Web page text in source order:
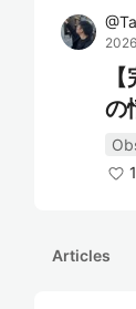
@
の
Articles